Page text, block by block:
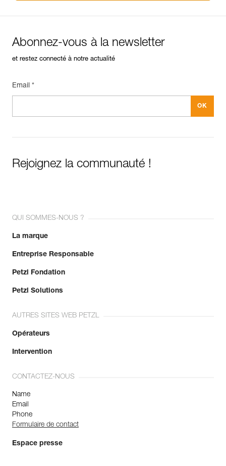
Abonnez-vous à la newsletter
et restez connecté à notre actualité
Email *
Rejoignez la communauté !
QUI SOMMES-NOUS ?
La marque
Entreprise Responsable
Petzl Fondation
Petzl Solutions
AUTRES SITES WEB PETZL
Opérateurs
Intervention
CONTACTEZ-NOUS
Name
Email
Phone
Formulaire de contact
Espace presse